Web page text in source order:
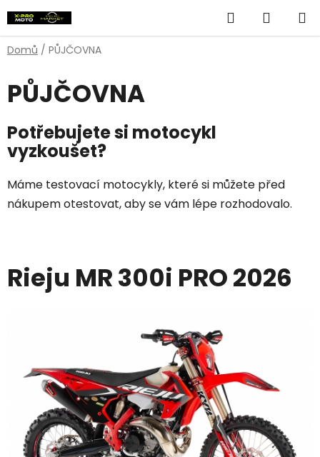
na
obsah
Hledat
KOŠÍK
Domů / PŮJČOVNA
PŮJČOVNA
Potřebujete si motocykl
vyzkoušet?
Máme testovací motocykly, které si můžete před
nákupem otestovat, aby se vám lépe rozhodovalo.
Rieju MR 300i PRO 2026